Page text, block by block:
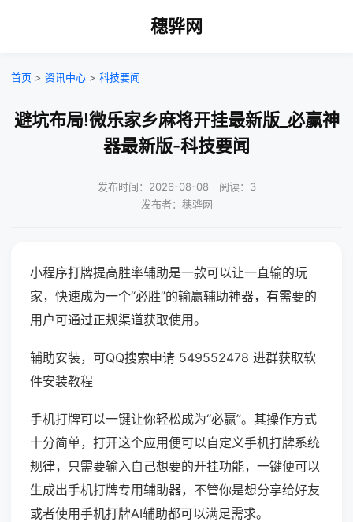
穗骅网
首页 > 资讯中心 > 科技要闻
避坑布局!微乐家乡麻将开挂最新版_必赢神
器最新版-科技要闻
发布时间：2026-08-08｜阅读：3
发布者：穗骅网
小程序打牌提高胜率辅助是一款可以让一直输的玩
家，快速成为一个“必胜”的输赢辅助神器，有需要的
用户可通过正规渠道获取使用。
辅助安装，可QQ搜索申请 549552478 进群获取软
件安装教程
手机打牌可以一键让你轻松成为“必赢”。其操作方式
十分简单，打开这个应用便可以自定义手机打牌系统
规律，只需要输入自己想要的开挂功能，一键便可以
生成出手机打牌专用辅助器，不管你是想分享给好友
或者使用手机打牌AI辅助都可以满足需求。